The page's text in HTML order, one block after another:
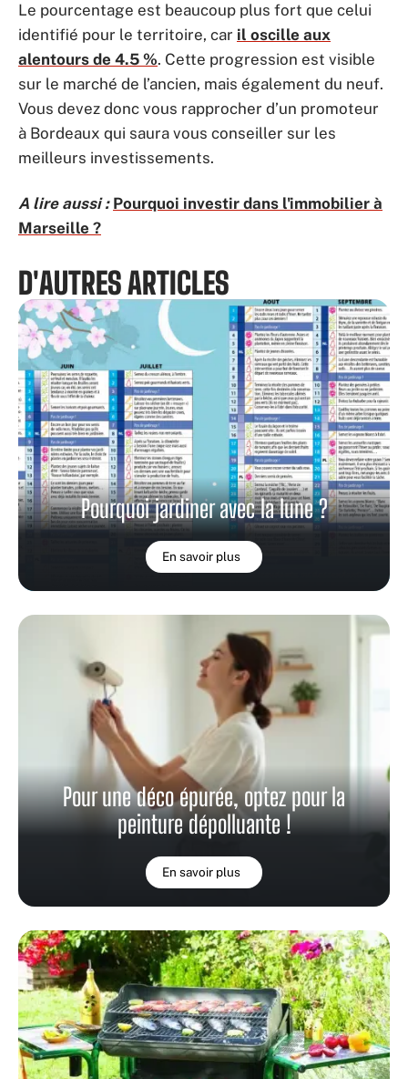
Le pourcentage est beaucoup plus fort que celui
identifié pour le territoire, car il oscille aux
alentours de 4.5 %. Cette progression est visible
sur le marché de l’ancien, mais également du neuf.
Vous devez donc vous rapprocher d’un promoteur
à Bordeaux qui saura vous conseiller sur les
meilleurs investissements.
A lire aussi : Pourquoi investir dans l'immobilier à
Marseille ?
D'AUTRES ARTICLES
Pourquoi jardiner avec la lune ?
En savoir plus
Pour une déco épurée, optez pour la
peinture dépolluante !
En savoir plus